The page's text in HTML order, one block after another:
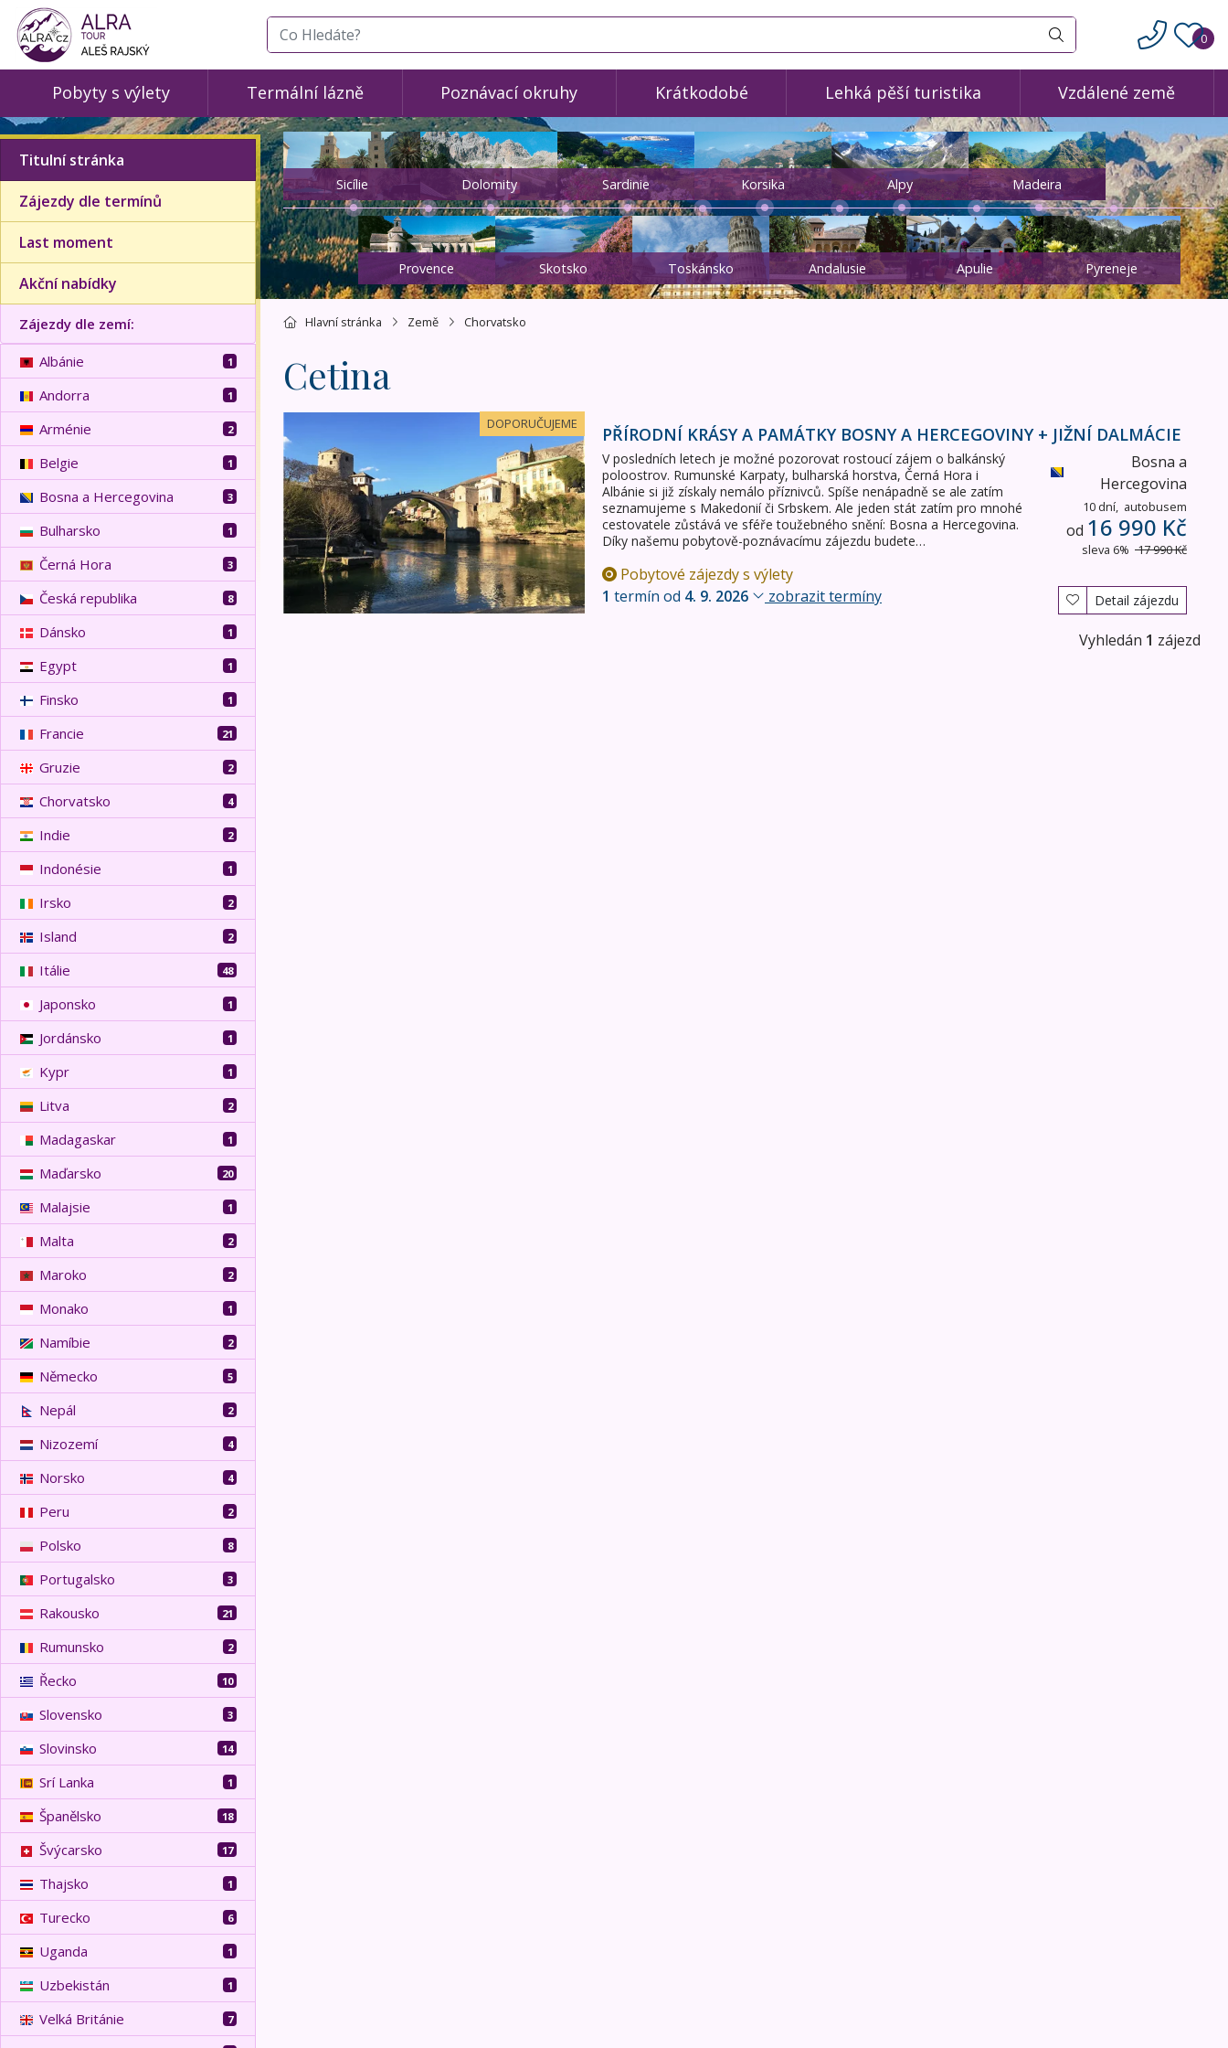
co hledáte
Vyhledat
0
Pobyty s výlety Termální lázně Poznávací okruhy Krátkodobé Lehká pěší turistika Vzdálené země
Titulní stránka
Zájezdy dle termínů
Last moment
Akční nabídky
Zájezdy dle zemí:
Albánie 1
Andorra 1
Arménie 2
Belgie 1
Bosna a Hercegovina 3
Bulharsko 1
Černá Hora 3
Česká republika 8
Dánsko 1
Egypt 1
Finsko 1
Francie 21
Gruzie 2
Chorvatsko 4
Indie 2
Indonésie 1
Irsko 2
Island 2
Itálie 48
Japonsko 1
Jordánsko 1
Kypr 1
Litva 2
Madagaskar 1
Maďarsko 20
Malajsie 1
Malta 2
Maroko 2
Monako 1
Namíbie 2
Německo 5
Nepál 2
Nizozemí 4
Norsko 4
Peru 2
Polsko 8
Portugalsko 3
Rakousko 21
Rumunsko 2
Řecko 10
Slovensko 3
Slovinsko 14
Srí Lanka 1
Španělsko 18
Švýcarsko 17
Thajsko 1
Turecko 6
Uganda 1
Uzbekistán 1
Velká Británie 7
Sicílie Dolomity Sardinie Korsika Alpy Madeira
Provence Skotsko Toskánsko Andalusie Apulie Pyreneje
Hlavní stránka Země Chorvatsko
Cetina
DOPORUČUJEME
Přírodní krásy a památky Bosny a Hercegoviny + jižní Dalmácie
PŘÍRODNÍ KRÁSY A PAMÁTKY BOSNY A HERCEGOVINY + JIŽNÍ DALMÁCIE
V posledních letech je možné pozorovat rostoucí zájem o balkánský
poloostrov. Rumunské Karpaty, bulharská horstva, Černá Hora i
Albánie si již získaly nemálo příznivců. Spíše nenápadně se ale zatím
seznamujeme s Makedonií či Srbskem. Ale jeden stát zatím pro mnohé
cestovatele zůstává ve sféře toužebného snění: Bosna a Hercegovina.
Díky našemu pobytově-poznávacímu zájezdu budete…
Bosna a
Hercegovina
10 dní, autobusem
od 16 990 Kč
sleva 6% 17 990 Kč
Pobytové zájezdy s výlety
1 termín od 4. 9. 2026 zobrazit termíny Detail zájezdu
Vyhledán 1 zájezd